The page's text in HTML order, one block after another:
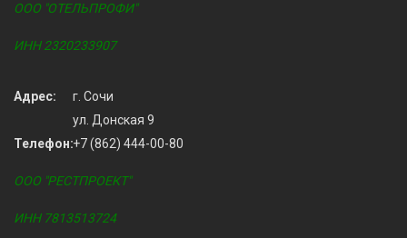
ООО "ОТЕЛЬПРОФИ"
ИНН 2320233907
Адрес:
г. Сочи
ул. Донская 9
Телефон:+7 (862) 444-00-80
ООО "РЕСТПРОЕКТ"
ИНН 7813513724